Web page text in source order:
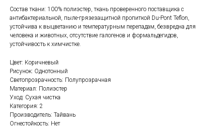
Состав ткани: 100% полиэстер, ткань проверенного поставщика с
антибактериальной, пыле-грязезащитной пропиткой Du-Pont Teflon,
устойчива к выцветанию и температурным перепадам, безвредна для
человека и животных, отсутствие галогенов и формальдегидов,
устойчивость к химчистке.
Цвет: Коричневый
Рисунок: Однотонный
Светопрозрачность: Полупрозрачная
Материал: Полиэстер
Уход: Сухая чистка
Категория: 2
Производитель: Тайвань
Огнестойкость: Нет